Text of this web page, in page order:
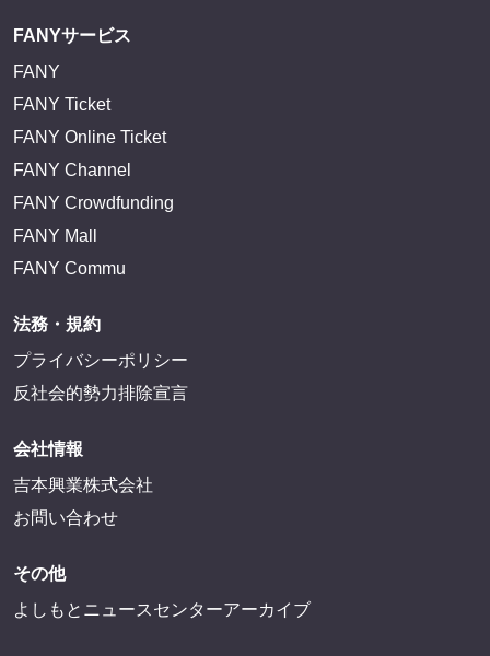
FANYサービス
FANY
FANY Ticket
FANY Online Ticket
FANY Channel
FANY Crowdfunding
FANY Mall
FANY Commu
法務・規約
プライバシーポリシー
反社会的勢力排除宣言
会社情報
吉本興業株式会社
お問い合わせ
その他
よしもとニュースセンターアーカイブ